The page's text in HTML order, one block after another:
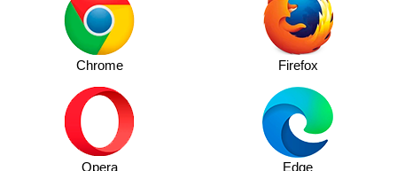
Chrome Firefox
Opera Edge